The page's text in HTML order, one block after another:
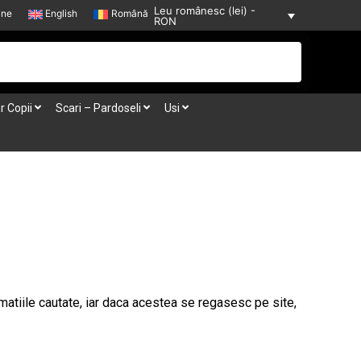
English Română Leu românesc (lei) -
RON
Copii Scari – Pardoseli Usi
cautate, iar daca acestea se regasesc pe site,